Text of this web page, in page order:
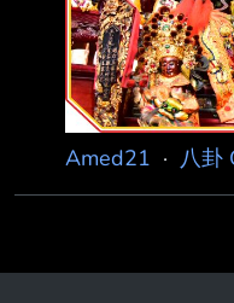
Amed21 · 八卦